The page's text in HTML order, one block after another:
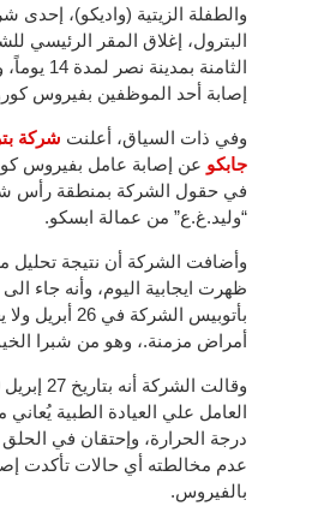
والطفلة الزيتية (واديكو)، إحدى
البترول، إغلاق المقر الرئيسي
الثامنة
إصابة أحد الموظفين بفيروس
وفي ذات السياق، أعلنت شركة
جابكو عن إصابة عامل بفيروس
في حقول الشركة بمنطقة رأس
“وليد.غ.ع” من عمالة ابسكو.
وأضافت الشركة أن نتيجة تحليل
ظهرت ايجابية اليوم، وأنه جاء
بأتوبيس الشركة في
أمراض مزمنة.، وهو من شبرا
العامل علي العيادة الطبية
درجة الحرارة، وإحتقان في الحلق
عدم مخالطته أي حالات تأكدت
بالفيروس.